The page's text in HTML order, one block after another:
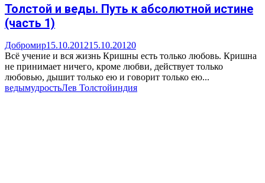
Толстой и веды. Путь к абсолютной истине
(часть 1)
Добромир15.10.201215.10.20120
Всё учение и вся жизнь Кришны есть только любовь. Кришна
не принимает ничего, кроме любви, действует только
любовью, дышит только ею и говорит только ею...
ведымудростьЛев Толстойиндия